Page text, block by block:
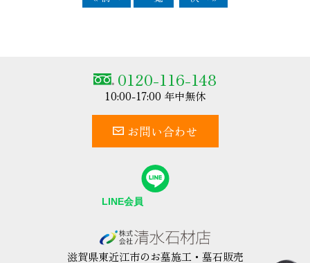
0120-116-148
10:00-17:00 年中無休
お問い合わせ
滋賀県東近江市のお墓施工・墓石販売